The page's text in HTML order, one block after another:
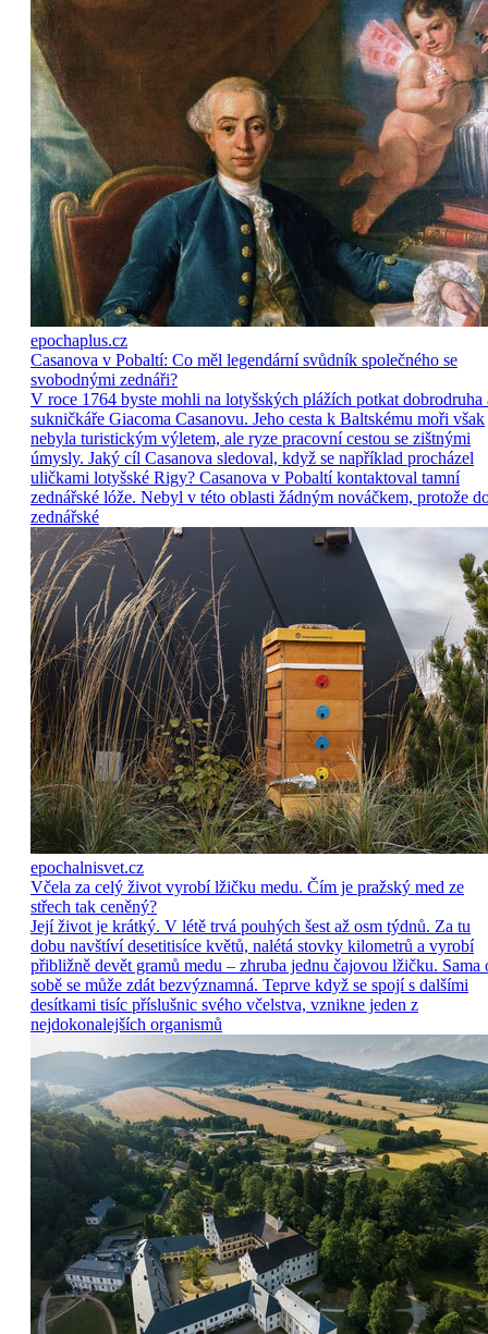
epochaplus.cz
Casanova v Pobaltí: Co měl legendární svůdník společného se
svobodnými zednáři?
V roce 1764 byste mohli na lotyšských plážích potkat dobrodruha
sukničkáře Giacoma Casanovu. Jeho cesta k Baltskému moři však
nebyla turistickým výletem, ale ryze pracovní cestou se zištnými
úmysly. Jaký cíl Casanova sledoval, když se například procházel
uličkami lotyšské Rigy? Casanova v Pobaltí kontaktoval tamní
zednářské lóže. Nebyl v této oblasti žádným nováčkem, protože
zednářské
epochalnisvet.cz
Včela za celý život vyrobí lžičku medu. Čím je pražský med ze
střech tak ceněný?
Její život je krátký. V létě trvá pouhých šest až osm týdnů. Za tu
dobu navštíví desetitisíce květů, nalétá stovky kilometrů a vyrobí
přibližně devět gramů medu – zhruba jednu čajovou lžičku. Sama
sobě se může zdát bezvýznamná. Teprve když se spojí s dalšími
desítkami tisíc příslušnic svého včelstva, vznikne jeden z
nejdokonalejších organismů